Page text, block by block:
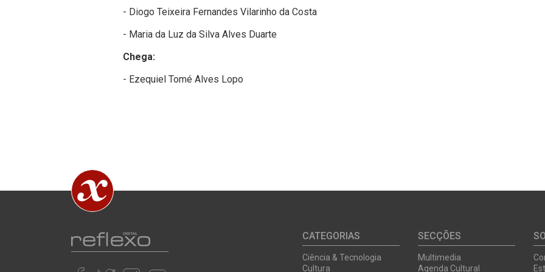
- Diogo Teixeira Fernandes Vilarinho da Costa
- Maria da Luz da Silva Alves Duarte
Chega:
- Ezequiel Tomé Alves Lopo
CATEGORIAS
Ciência & Tecnologia
Cultura
SECÇÕES
Multimedia
Agenda Cultural